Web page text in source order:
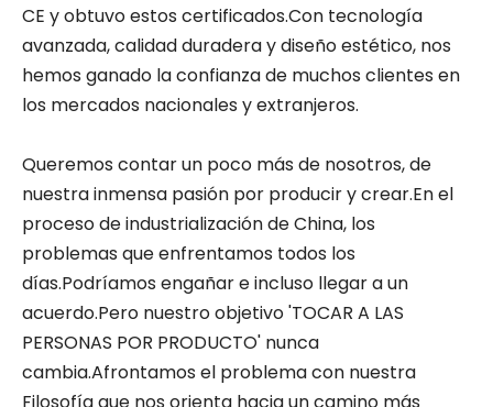
CE y obtuvo estos certificados.Con tecnología
avanzada, calidad duradera y diseño estético, nos
hemos ganado la confianza de muchos clientes en
los mercados nacionales y extranjeros.
Queremos contar un poco más de nosotros, de
nuestra inmensa pasión por producir y crear.En el
proceso de industrialización de China, los
problemas que enfrentamos todos los
días.Podríamos engañar e incluso llegar a un
acuerdo.Pero nuestro objetivo 'TOCAR A LAS
PERSONAS POR PRODUCTO' nunca
cambia.Afrontamos el problema con nuestra